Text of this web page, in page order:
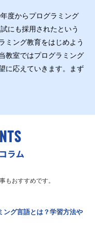
度からプログラミング
にも採用されたという
ミング教育をはじめよう
教室ではプログラミング
に応えていきます。まず
ラム
もおすすめです。
ング言語とは？学習方法や